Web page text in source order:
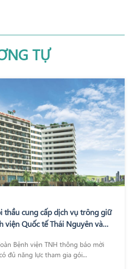
TỰ
thầu cung cấp dịch vụ trông giữ
viện Quốc tế Thái Nguyên và
Bệnh viện TNH thông báo mời
đủ năng lực tham gia gói...